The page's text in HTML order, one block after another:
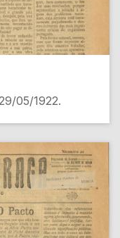
05/1922.